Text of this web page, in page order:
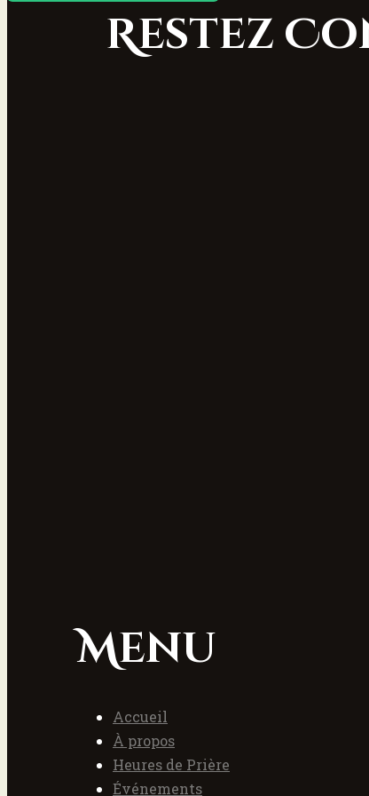
Restez
Menu
Accueil
À propos
Heures de Prière
Événements